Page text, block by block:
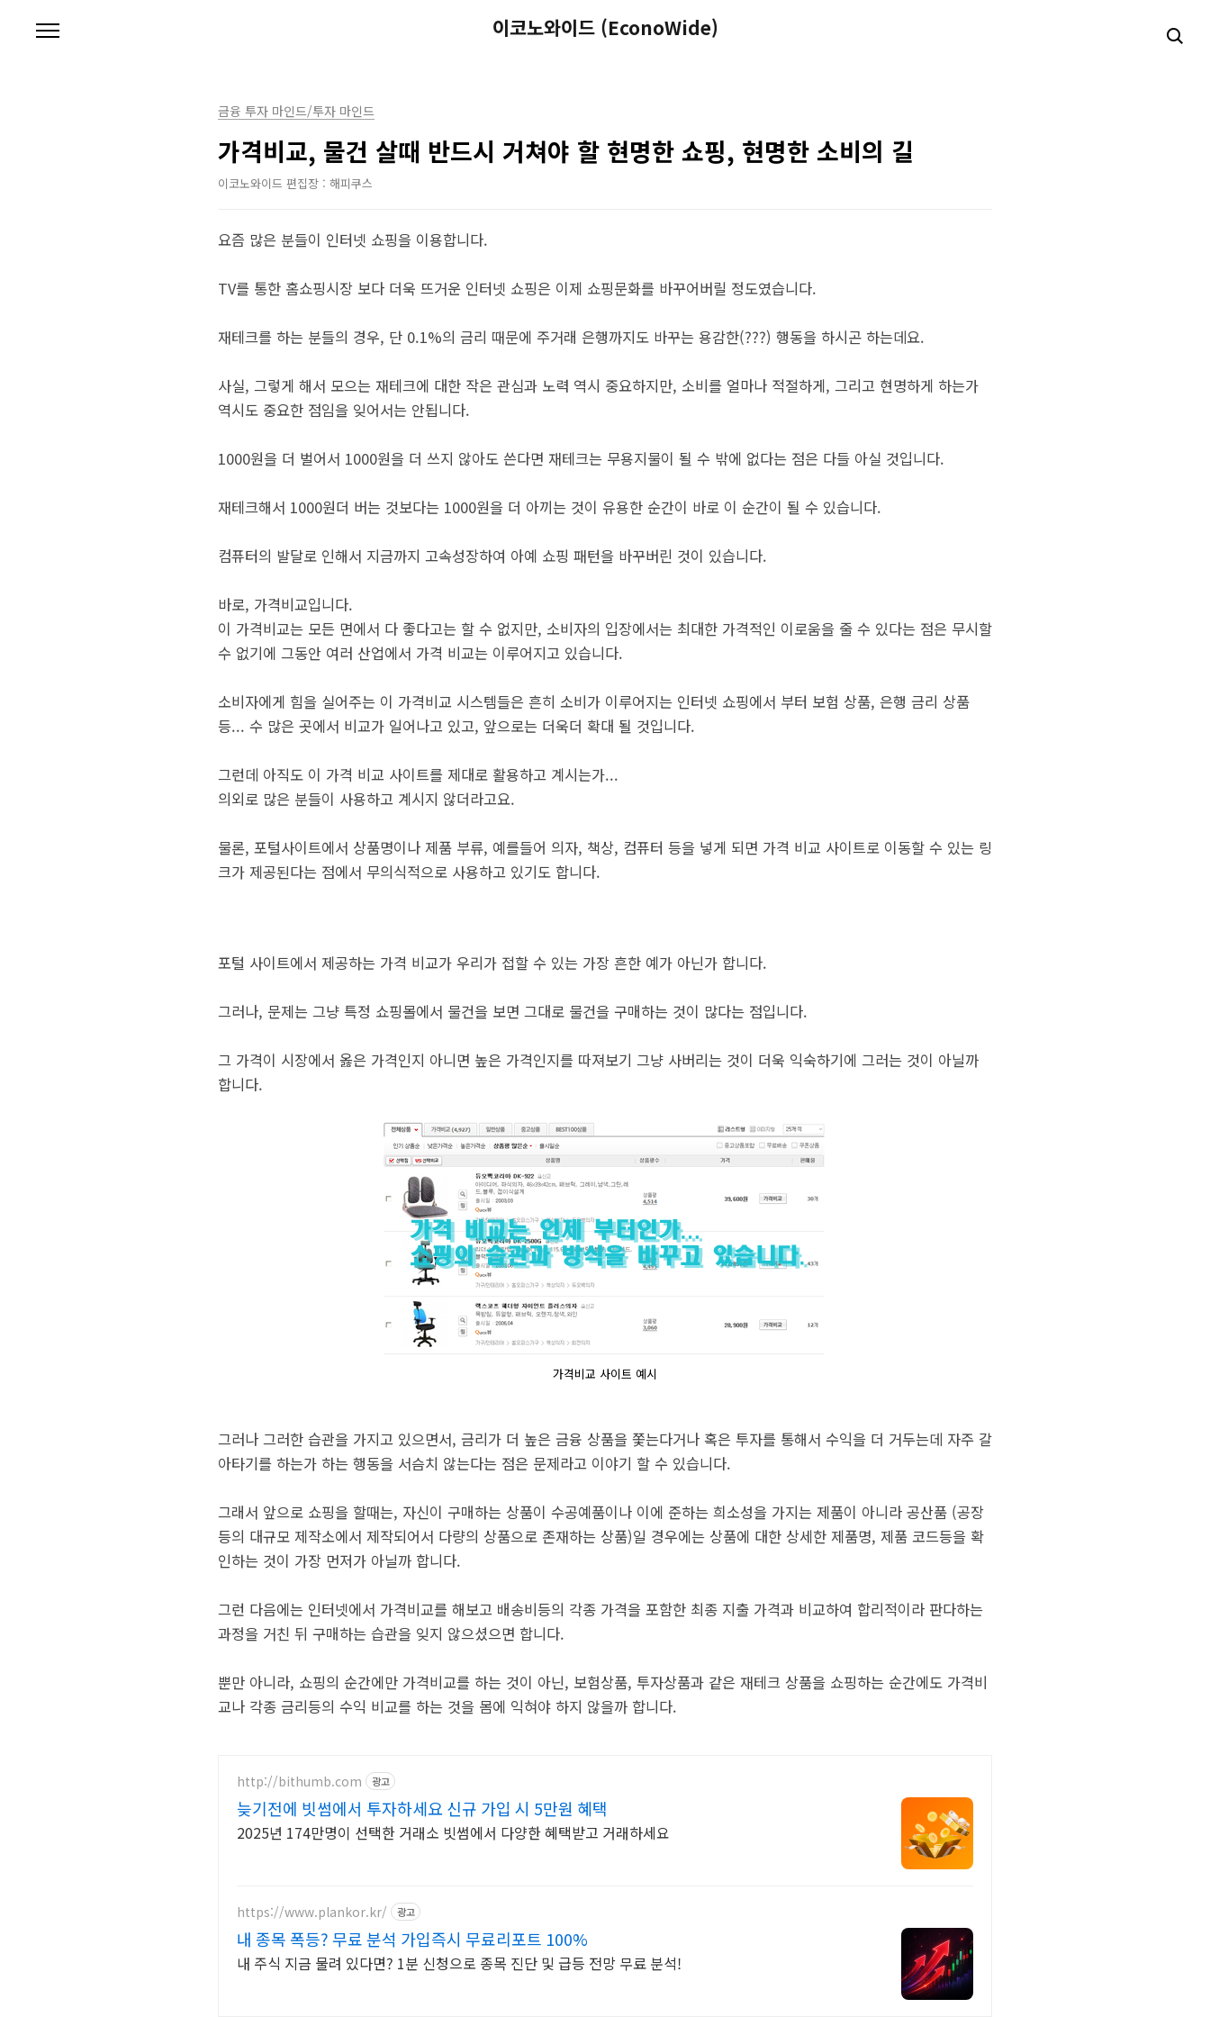
이코노와이드 (EconoWide)
금융 투자 마인드/투자 마인드
가격비교, 물건 살때 반드시 거쳐야 할 현명한 쇼핑, 현명한 소비의 길
이코노와이드 편집장 : 해피쿠스
요즘 많은 분들이 인터넷 쇼핑을 이용합니다.
TV를 통한 홈쇼핑시장 보다 더욱 뜨거운 인터넷 쇼핑은 이제 쇼핑문화를 바꾸어버릴 정도였습니다.
재테크를 하는 분들의 경우, 단 0.1%의 금리 때문에 주거래 은행까지도 바꾸는 용감한(???) 행동을 하시곤 하는데요.
사실, 그렇게 해서 모으는 재테크에 대한 작은 관심과 노력 역시 중요하지만, 소비를 얼마나 적절하게, 그리고 현명하게 하는가
역시도 중요한 점임을 잊어서는 안됩니다.
1000원을 더 벌어서 1000원을 더 쓰지 않아도 쓴다면 재테크는 무용지물이 될 수 밖에 없다는 점은 다들 아실 것입니다.
재테크해서 1000원더 버는 것보다는 1000원을 더 아끼는 것이 유용한 순간이 바로 이 순간이 될 수 있습니다.
컴퓨터의 발달로 인해서 지금까지 고속성장하여 아예 쇼핑 패턴을 바꾸버린 것이 있습니다.
바로, 가격비교입니다.
이 가격비교는 모든 면에서 다 좋다고는 할 수 없지만, 소비자의 입장에서는 최대한 가격적인 이로움을 줄 수 있다는 점은 무시할
수 없기에 그동안 여러 산업에서 가격 비교는 이루어지고 있습니다.
소비자에게 힘을 실어주는 이 가격비교 시스템들은 흔히 소비가 이루어지는 인터넷 쇼핑에서 부터 보험 상품, 은행 금리 상품
등... 수 많은 곳에서 비교가 일어나고 있고, 앞으로는 더욱더 확대 될 것입니다.
그런데 아직도 이 가격 비교 사이트를 제대로 활용하고 계시는가...
의외로 많은 분들이 사용하고 계시지 않더라고요.
물론, 포털사이트에서 상품명이나 제품 부류, 예를들어 의자, 책상, 컴퓨터 등을 넣게 되면 가격 비교 사이트로 이동할 수 있는 링
크가 제공된다는 점에서 무의식적으로 사용하고 있기도 합니다.
포털 사이트에서 제공하는 가격 비교가 우리가 접할 수 있는 가장 흔한 예가 아닌가 합니다.
그러나, 문제는 그냥 특정 쇼핑몰에서 물건을 보면 그대로 물건을 구매하는 것이 많다는 점입니다.
그 가격이 시장에서 옳은 가격인지 아니면 높은 가격인지를 따져보기 그냥 사버리는 것이 더욱 익숙하기에 그러는 것이 아닐까
합니다.
가격비교 사이트 예시
그러나 그러한 습관을 가지고 있으면서, 금리가 더 높은 금융 상품을 쫓는다거나 혹은 투자를 통해서 수익을 더 거두는데 자주 갈
아타기를 하는가 하는 행동을 서슴치 않는다는 점은 문제라고 이야기 할 수 있습니다.
그래서 앞으로 쇼핑을 할때는, 자신이 구매하는 상품이 수공예품이나 이에 준하는 희소성을 가지는 제품이 아니라 공산품 (공장
등의 대규모 제작소에서 제작되어서 다량의 상품으로 존재하는 상품)일 경우에는 상품에 대한 상세한 제품명, 제품 코드등을 확
인하는 것이 가장 먼저가 아닐까 합니다.
그런 다음에는 인터넷에서 가격비교를 해보고 배송비등의 각종 가격을 포함한 최종 지출 가격과 비교하여 합리적이라 판다하는
과정을 거친 뒤 구매하는 습관을 잊지 않으셨으면 합니다.
뿐만 아니라, 쇼핑의 순간에만 가격비교를 하는 것이 아닌, 보험상품, 투자상품과 같은 재테크 상품을 쇼핑하는 순간에도 가격비
교나 각종 금리등의 수익 비교를 하는 것을 몸에 익혀야 하지 않을까 합니다.
http://bithumb.com 광고
늦기전에 빗썸에서 투자하세요 신규 가입 시 5만원 혜택
2025년 174만명이 선택한 거래소 빗썸에서 다양한 혜택받고 거래하세요
https://www.plankor.kr/ 광고
내 종목 폭등? 무료 분석 가입즉시 무료리포트 100%
내 주식 지금 물려 있다면? 1분 신청으로 종목 진단 및 급등 전망 무료 분석!